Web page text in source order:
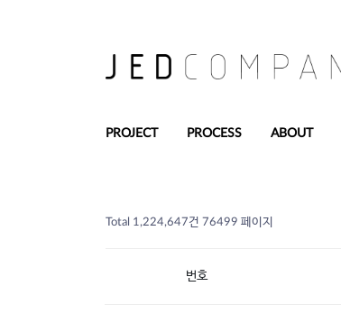
PROJECT PROCESS ABOUT
Total 1,224,647건 76499 페이지
번호